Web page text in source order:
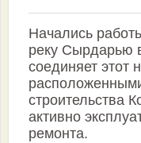
Начались
реку Сырдарью
соединяет этот
строительства
активно
ремонта.